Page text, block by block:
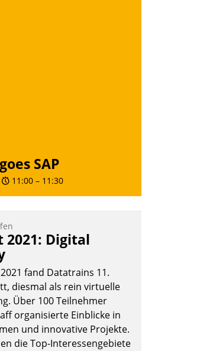
SAP
11:00 – 11:30
2021: Digital
fand Datatrains 11.
diesmal als rein virtuelle
Über 100 Teilnehmer
organisierte Einblicke in
und innovative Projekte.
die Top-Interessengebiete